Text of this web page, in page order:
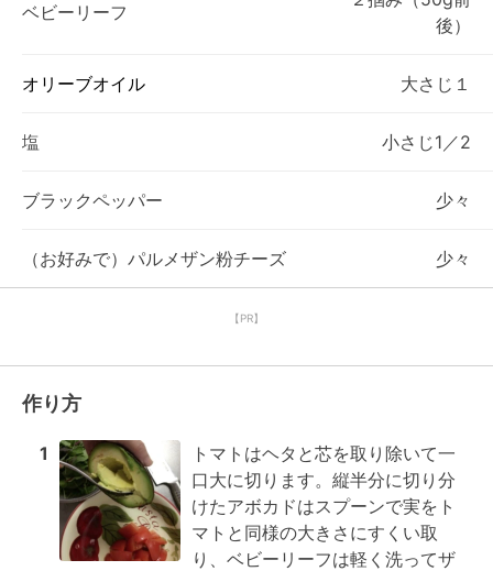
ベビーリーフ
後）
オリーブオイル 大さじ１
塩 小さじ1／2
ブラックペッパー 少々
（お好みで）パルメザン粉チーズ 少々
【PR】
作り方
1
トマトはヘタと芯を取り除いて一
口大に切ります。縦半分に切り分
けたアボカドはスプーンで実をト
マトと同様の大きさにすくい取
り、ベビーリーフは軽く洗ってザ